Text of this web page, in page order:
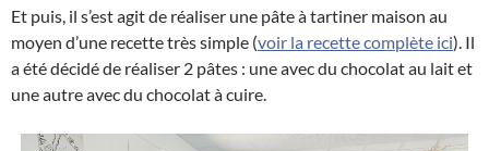
Et puis, il s’est agit de réaliser une pâte à tartiner maison au
moyen d’une recette très simple (voir la recette complète ici). Il
a été décidé de réaliser 2 pâtes : une avec du chocolat au lait et
une autre avec du chocolat à cuire.